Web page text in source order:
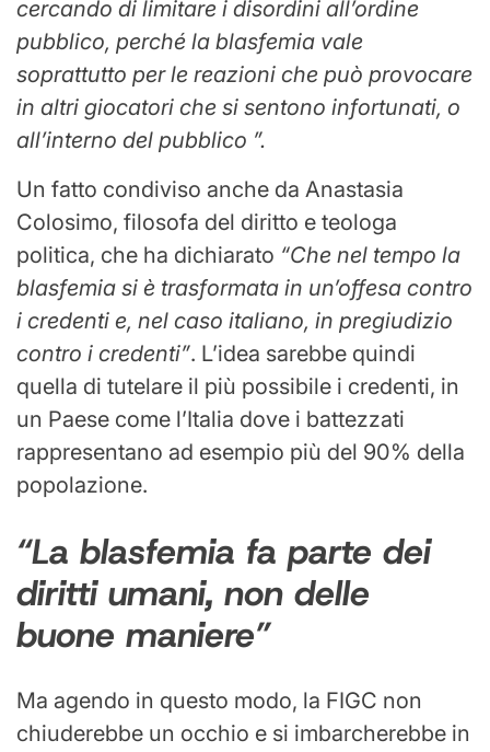
cercando di limitare i disordini all’ordine
pubblico, perché la blasfemia vale
soprattutto per le reazioni che può provocare
in altri giocatori che si sentono infortunati, o
all’interno del pubblico ”.
Un fatto condiviso anche da Anastasia
Colosimo, filosofa del diritto e teologa
politica, che ha dichiarato “Che nel tempo la
blasfemia si è trasformata in un’offesa contro
i credenti e, nel caso italiano, in pregiudizio
contro i credenti”. L’idea sarebbe quindi
quella di tutelare il più possibile i credenti, in
un Paese come l’Italia dove i battezzati
rappresentano ad esempio più del 90% della
popolazione.
“La blasfemia fa parte dei
diritti umani, non delle
buone maniere”
Ma agendo in questo modo, la FIGC non
chiuderebbe un occhio e si imbarcherebbe in